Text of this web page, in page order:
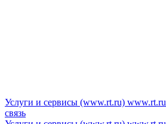
Услуги и сервисы (www.rt.ru) www.rt.ru
связь